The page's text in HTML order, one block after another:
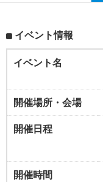
イベント情報
イベント名
開催場所・会場
開催日程
開催時間